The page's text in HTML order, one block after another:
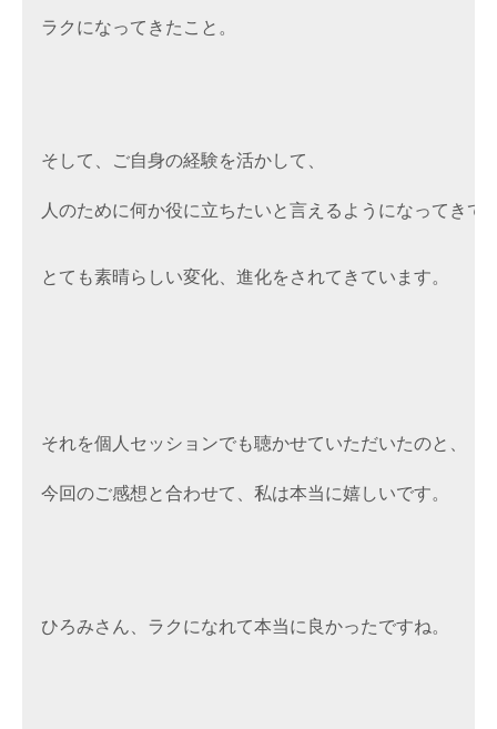
ラクになってきたこと。
そして、ご自身の経験を活かして、
人のために何か役に立ちたいと言えるようになってきて
とても素晴らしい変化、進化をされてきています。
それを個人セッションでも聴かせていただいたのと、
今回のご感想と合わせて、私は本当に嬉しいです。
ひろみさん、ラクになれて本当に良かったですね。